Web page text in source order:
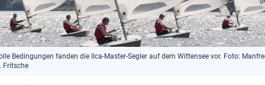
Bedingungen fanden die Ilca-Master-Segler auf dem Wittensee vor. Foto:
Fritsche